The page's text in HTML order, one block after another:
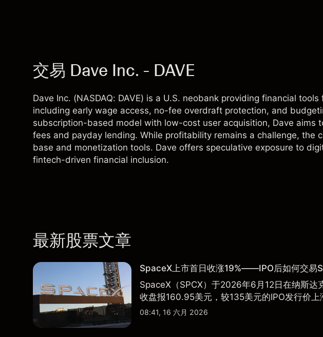
交易 Dave Inc. - DAVE
Dave Inc. (NASDAQ: DAVE) is a U.S. neobank providing financial
including early wage access, no-fee overdraft protection, and
subscription-based model with low-cost user acquisition, Dave aims
fees and payday lending. While profitability remains a challenge, the
base and monetization tools. Dave offers speculative exposure to
fintech-driven financial inclusion.
最新股票文章
SpaceX上市首日收涨19%——IPO后如何交易
SpaceX（SPCX）于2026年6月12日在纳斯达
收盘报160.95美元，较135美元的IPO发行价上
08:41, 16 六月 2026